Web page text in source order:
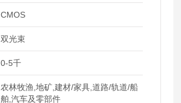
CMOS
双光束
0-5千
农林牧渔,地矿,建材/家具,道路/轨道/船
舶,汽车及零部件